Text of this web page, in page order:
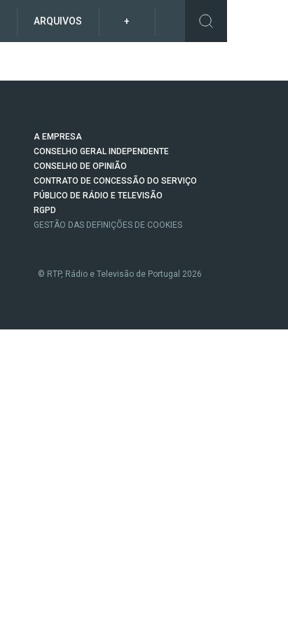
ARQUIVOS +
A EMPRESA
CONSELHO GERAL INDEPENDENTE
CONSELHO DE OPINIÃO
CONTRATO DE CONCESSÃO DO SERVIÇO
PÚBLICO DE RÁDIO E TELEVISÃO
RGPD
GESTÃO DAS DEFINIÇÕES DE COOKIES
© RTP, Rádio e Televisão de Portugal 2026